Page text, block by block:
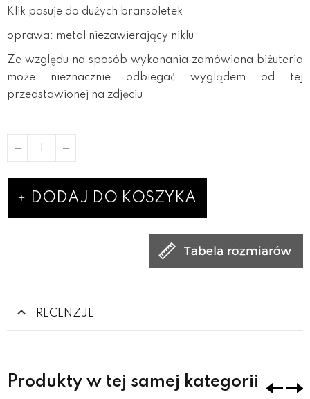
Klik pasuje do dużych bransoletek
oprawa: metal niezawierający niklu
Ze względu na sposób wykonania zamówiona biżuteria
może nieznacznie odbiegać wyglądem od tej
przedstawionej na zdjęciu
DODAJ DO KOSZYKA
RECENZJE
Produkty w tej samej kategorii